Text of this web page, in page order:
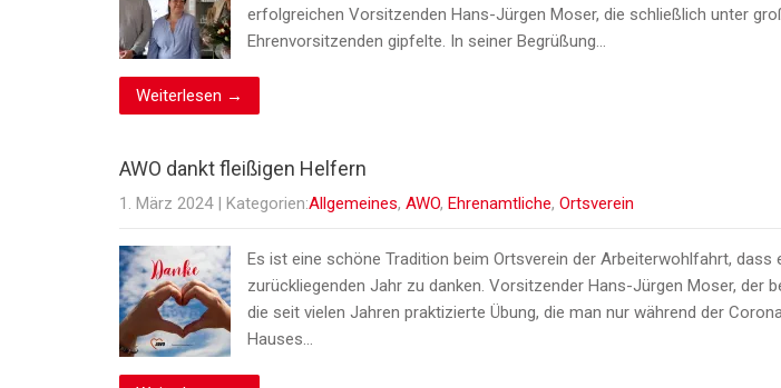
erfolgreichen Vorsitzenden Hans-Jürgen Moser, die schließlich unter
Ehrenvorsitzenden gipfelte. In seiner Begrüßung…
Weiterlesen →
AWO dankt fleißigen Helfern
1. März 2024 | Kategorien:Allgemeines, AWO, Ehrenamtliche, Ortsverein
Es ist eine schöne Tradition beim Ortsverein der Arbeiterwohlfahrt,
zurückliegenden Jahr zu danken. Vorsitzender Hans-Jürgen Moser, der
die seit vielen Jahren praktizierte Übung, die man nur während der
Hauses…